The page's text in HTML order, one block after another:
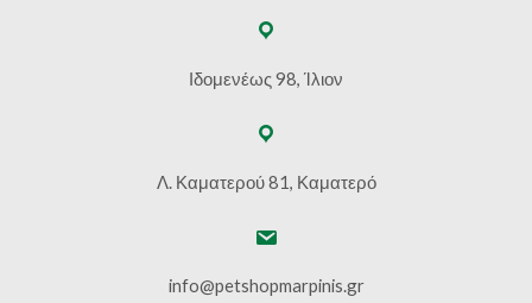
Ιδομενέως 98, Ίλιον
Λ. Καματερού 81, Καματερό
info@petshopmarpinis.gr